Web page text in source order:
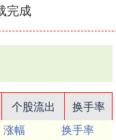
完成
个股流出
换手率
涨幅
换手率